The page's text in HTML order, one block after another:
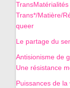
TransMatérialités
Trans*/Matière/
queer
Le partage du
Antisionisme de
Une résistance
Puissances de la